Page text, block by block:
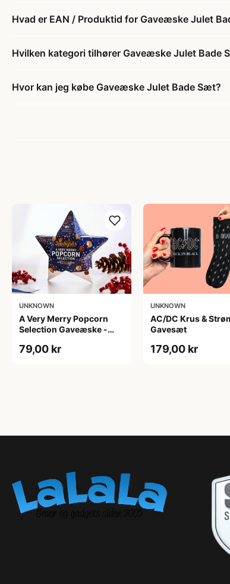
Hvad er EAN / Produktid for Gaveæske Julet
Hvilken kategori tilhører Gaveæske Julet Bade
Hvor kan jeg købe Gaveæske Julet Bade Sæt?
UNKNOWN
A Very Merry Popcorn
Selection Gaveæske -
79,00 kr
UNKNOWN
AC/DC Krus &
Gavesæt
179,00 kr